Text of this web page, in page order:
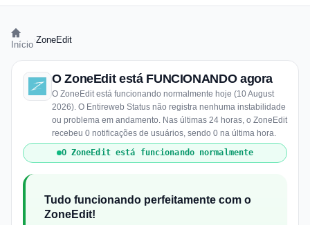
Início ZoneEdit
O ZoneEdit está FUNCIONANDO agora
O ZoneEdit está funcionando normalmente hoje (10 August
2026). O Entireweb Status não registra nenhuma instabilidade
ou problema em andamento. Nas últimas 24 horas, o ZoneEdit
recebeu 0 notificações de usuários, sendo 0 na última hora.
O ZoneEdit está funcionando normalmente
Tudo funcionando perfeitamente com o
ZoneEdit!